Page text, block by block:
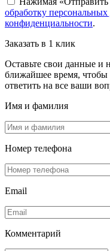
обработку
конфиденциальности.
Заказать в 1 клик
Оставьте свои данные и
ближайшее время, чтобы
ответить на все ваши
Имя и фамилия
Номер телефона
Email
Комментарий